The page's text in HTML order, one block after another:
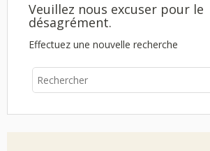
Veuillez nous excuser pour le
désagrément.
Effectuez une nouvelle recherche